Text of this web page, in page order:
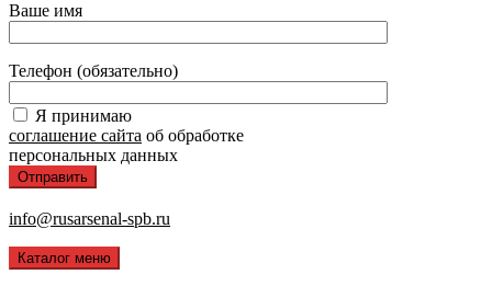
Ваше имя
Телефон (обязательно)
Я принимаю
соглашение сайта об обработке
персональных данных
info@rusarsenal-spb.ru
Каталог меню